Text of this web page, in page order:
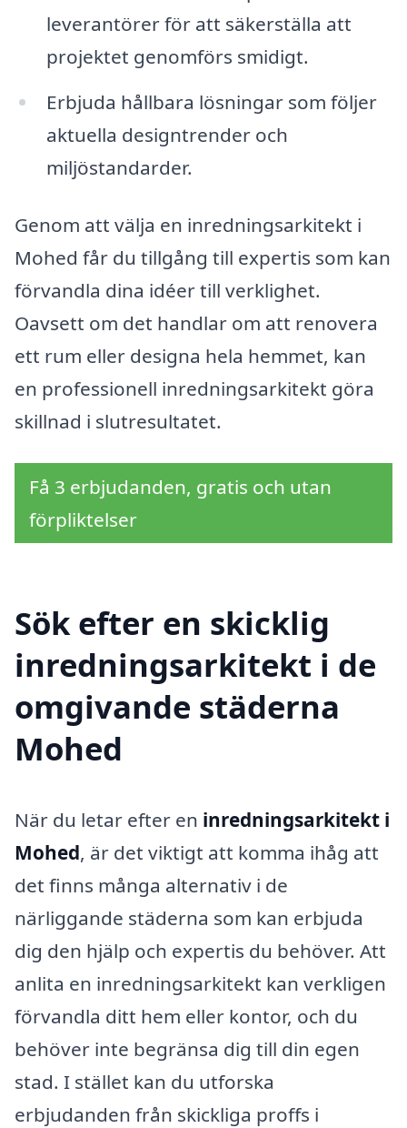
leverantörer för att säkerställa att
projektet genomförs smidigt.
Erbjuda hållbara lösningar som följer
aktuella designtrender och
miljöstandarder.
Genom att välja en inredningsarkitekt i
Mohed får du tillgång till expertis som kan
förvandla dina idéer till verklighet.
Oavsett om det handlar om att renovera
ett rum eller designa hela hemmet, kan
en professionell inredningsarkitekt göra
skillnad i slutresultatet.
Få 3 erbjudanden, gratis och utan
förpliktelser
Sök efter en skicklig
inredningsarkitekt i de
omgivande städerna
Mohed
När du letar efter en inredningsarkitekt i
Mohed, är det viktigt att komma ihåg att
det finns många alternativ i de
närliggande städerna som kan erbjuda
dig den hjälp och expertis du behöver. Att
anlita en inredningsarkitekt kan verkligen
förvandla ditt hem eller kontor, och du
behöver inte begränsa dig till din egen
stad. I stället kan du utforska
erbjudanden från skickliga proffs i